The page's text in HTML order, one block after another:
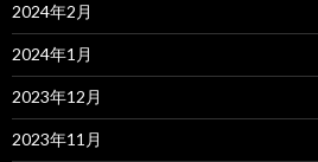
2024年2月
2024年1月
2023年12月
2023年11月